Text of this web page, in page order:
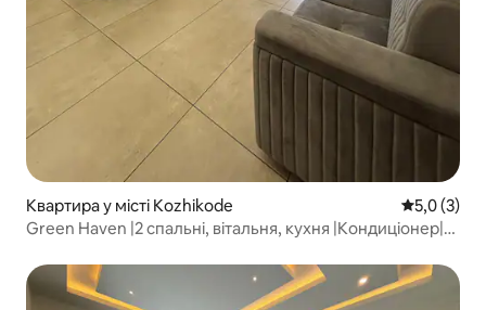
Квартира у місті Kozhikode Середня
5,0 (3)
Green Haven |2 спальні, вітальня, кухня |Кондиціонер|